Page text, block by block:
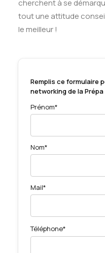
cherchent à se
tout une attitude
le meilleur !
Remplis ce formulaire
networking de la Prépa
Prénom*
Nom*
Mail*
Téléphone*